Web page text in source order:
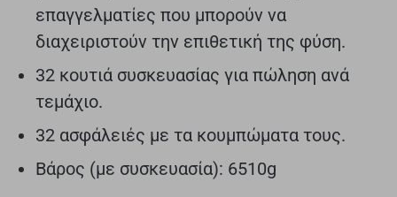
επαγγελματίες που μπορούν να
διαχειριστούν την επιθετική της φύση.
32 κουτιά συσκευασίας για πώληση ανά
τεμάχιο.
32 ασφάλειές με τα κουμπώματα τους.
Βάρος (με συσκευασία): 6510g